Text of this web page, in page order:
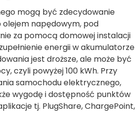
mogą być zdecydowanie
olejem napędowym, pod
za pomocą domowej instalacji
energii w akumulatorze
jest droższe, ale może być
czyli powyżej 100 kWh. Przy
samochodu elektrycznego,
wygodę i dostępność punktów
tj. PlugShare, ChargePoint,